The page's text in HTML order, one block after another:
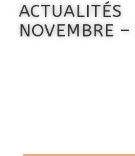
ACTUALITÉS
NOVEMBRE –